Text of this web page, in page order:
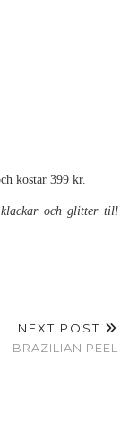
kostar 399 kr.
och glitter till
NEXT POST
BRAZILIAN PEEL